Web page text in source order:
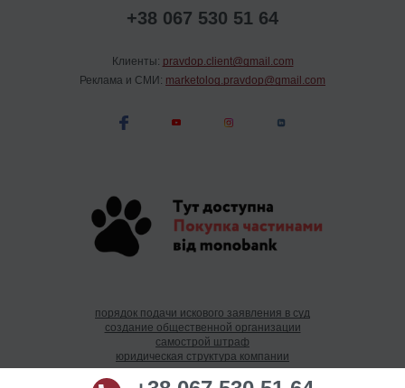
+38 067 530 51 64
Клиенты: pravdop.client@gmail.com
Реклама и СМИ: marketolog.pravdop@gmail.com
порядок подачи искового заявления в суд
создание общественной организации
самострой штраф
юридическая структура компании
юрист представительство в суде